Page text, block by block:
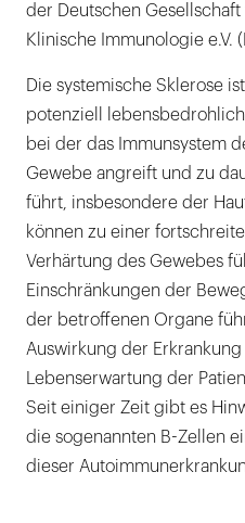
der Deutschen
Klinische Immunologie e.V.
Die systemische Sklerose
potenziell
bei der das Immunsystem
Gewebe angreift und zu
führt, insbesondere der
können zu einer
Verhärtung des Gewebes
Einschränkungen der
der betroffenen Organe
Auswirkung der
Lebenserwartung der
Seit einiger Zeit gibt es
die sogenannten B-Zellen
dieser